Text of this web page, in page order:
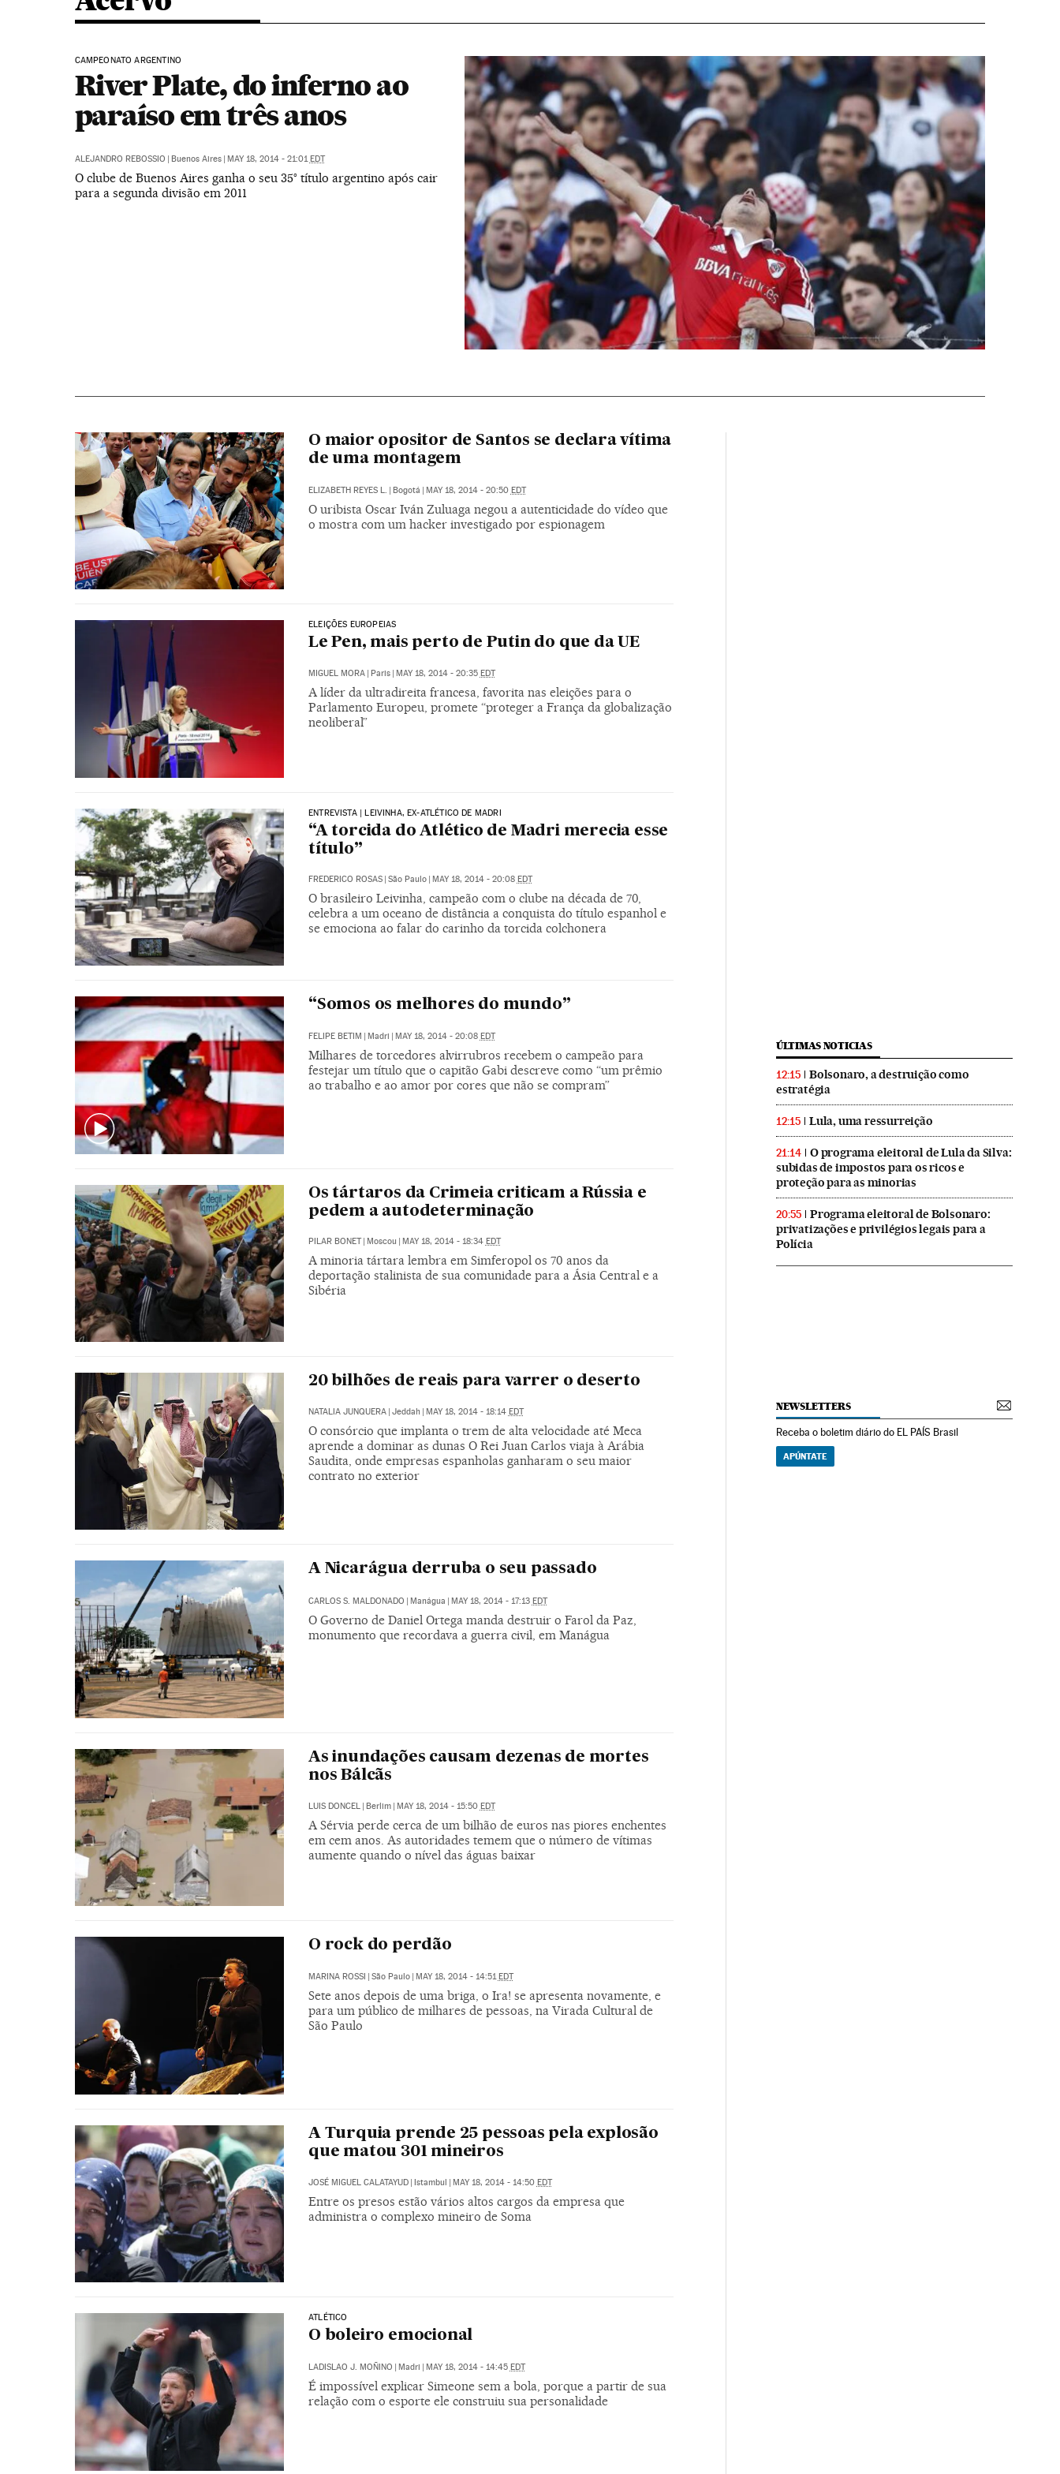
CAMPEONATO ARGENTINO
River Plate, do inferno ao
paraíso em três anos
ALEJANDRO REBOSSIO | Buenos Aires | MAY 18, 2014 - 21:01EDT
O clube de Buenos Aires ganha o seu 35° título argentino após cair
para a segunda divisão em 2011
O maior opositor de Santos se declara vítima
de uma montagem
ELIZABETH REYES L. | Bogotá | MAY 18, 2014 - 20:50 EDT
O uribista Oscar Iván Zuluaga negou a autenticidade do vídeo que
o mostra com um hacker investigado por espionagem
ELEIÇÕES EUROPEIAS
Le Pen, mais perto de Putin do que da UE
MIGUEL MORA Paris MAY 18, 2014 - 20:35 EDT
A líder da ultradireita francesa, favorita nas eleições para o
Parlamento Europeu, promete “proteger a França da globalização
neoliberal”
ENTREVISTA | LEIVINHA, EX-ATLÉTICO DE MADRI
“A torcida do Atlético de Madri merecia esse
título”
FREDERICO ROSAS | São Paulo | MAY 18, 2014 - 20:08 EDT
O brasileiro Leivinha, campeão com o clube na década de 70,
celebra a um oceano de distância a conquista do título espanhol e
se emociona ao falar do carinho da torcida colchonera
“Somos os melhores do mundo”
FELIPE BETIM | Madri | MAY 18, 2014 - 20:08 EDT
Milhares de torcedores alvirrubros recebem o campeão para
festejar um título que o capitão Gabi descreve como “um prêmio
ao trabalho e ao amor por cores que não se compram”
Os tártaros da Crimeia criticam a Rússia e
pedem a autodeterminação
PILAR BONET Moscou MAY 18, 2014 - 18:34 EDT
A minoria tártara lembra em Simferopol os 70 anos da
deportação stalinista de sua comunidade para a Ásia Central e a
Sibéria
20 bilhões de reais para varrer o deserto
NATALIA JUNQUERA | Jeddah | MAY 18, 2014 - 18:14 EDT
O consórcio que implanta o trem de alta velocidade até Meca
aprende a dominar as dunas O Rei Juan Carlos viaja à Arábia
Saudita, onde empresas espanholas ganharam o seu maior
contrato no exterior
A Nicarágua derruba o seu passado
CARLOS S. MALDONADO Manágua MAY 18, 2014 - 17:13 EDT
O Governo de Daniel Ortega manda destruir o Farol da Paz,
monumento que recordava a guerra civil, em Manágua
As inundações causam dezenas de mortes
nos Bálcãs
LUIS DONCEL | Berlim | MAY 18, 2014 - 15:50 EDT
A Sérvia perde cerca de um bilhão de euros nas piores enchentes
em cem anos. As autoridades temem que o número de vítimas
aumente quando o nível das águas baixar
O rock do perdão
MARINA ROSSI São Paulo MAY 18, 2014 - 14:51 EDT
Sete anos depois de uma briga, o Ira! se apresenta novamente, e
para um público de milhares de pessoas, na Virada Cultural de
São Paulo
A Turquia prende 25 pessoas pela explosão
que matou 301 mineiros
JOSÉ MIGUEL CALATAYUD Istambul MAY 18, 2014 - 14:50 EDT
Entre os presos estão vários altos cargos da empresa que
administra o complexo mineiro de Soma
ATLÉTICO
O boleiro emocional
LADISLAO J. MOÑINO | Madri | MAY 18, 2014 - 14:45 EDT
É impossível explicar Simeone sem a bola, porque a partir de sua
relação com o esporte ele construiu sua personalidade
ÚLTIMAS NOTICIAS
12:15
Bolsonaro, a destruição como
estratégia
12:15 Lula, uma ressurreição
21:14
O programa eleitoral de Lula da Silva:
subidas de impostos para os ricos e
proteção para as minorias
20:55
Programa eleitoral de Bolsonaro:
privatizações e privilégios legais para a
Polícia
NEWSLETTERS
Receba o boletim diário do EL PAÍS Brasil
APÚNTATE